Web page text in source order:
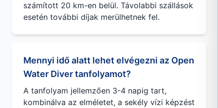
számított 20 km-en belül. Távolabbi szállások
esetén további díjak merülhetnek fel.
Mennyi idő alatt lehet elvégezni az Open
Water Diver tanfolyamot?
A tanfolyam jellemzően 3-4 napig tart,
kombinálva az elméletet, a sekély vízi képzést